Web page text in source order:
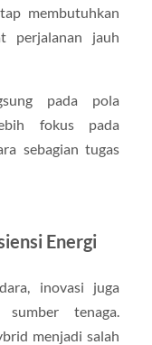
membutuhkan
perjalanan jauh
pada pola
fokus pada
sebagian tugas
Energi
inovasi juga
tenaga.
menjadi salah